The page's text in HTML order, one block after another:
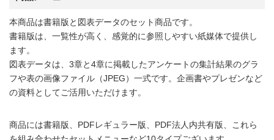
本商品は書籍版と図表データのセット商品です。
書籍版は、一覧性が高く、感覚的に参照しやすい紙媒体で提供し
ます。
図表データは、3章と4章に掲載したアンケートの集計結果のグラ
フや表の画像ファイル（JPEG）一式です。企画書やプレゼンなど
の資料としてご活用いただけます。
商品には書籍版、PDFレギュラー版、PDF法人内共有版、これら